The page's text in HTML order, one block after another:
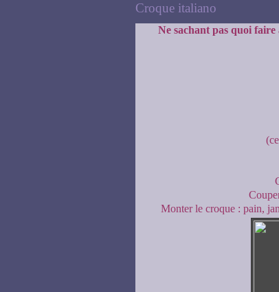
Croque italiano
Ne sachant pas quoi
Monter le croque : pain,